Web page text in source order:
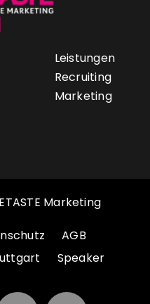
Leistungen
Recruiting
Marketing
Marketing
AGB
Speaker